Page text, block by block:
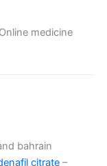
medicine
bahrain
citrate–